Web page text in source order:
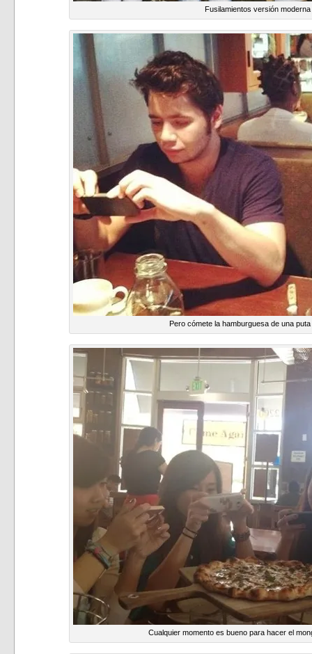
Fusilamientos versión moderna
Pero cómete la hamburguesa de una
Cualquier momento es bueno para hacer el